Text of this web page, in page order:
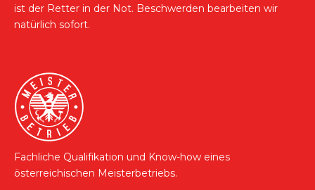
ist der Retter in der Not. Beschwerden bearbeiten wir
natürlich sofort.
Fachliche Qualifikation und Know-how eines
österreichischen Meisterbetriebs.